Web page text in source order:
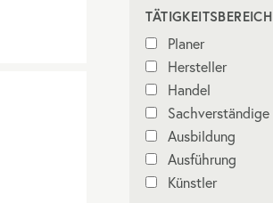
TÄTIGKEITSBEREICH
Planer
Hersteller
Handel
Sachverständige
Ausbildung
Ausführung
Künstler